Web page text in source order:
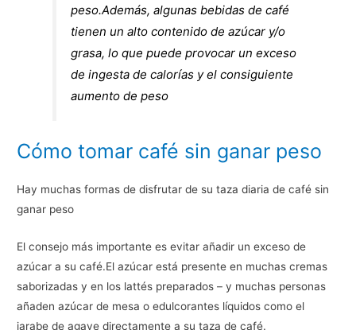
peso.Además, algunas bebidas de café
tienen un alto contenido de azúcar y/o
grasa, lo que puede provocar un exceso
de ingesta de calorías y el consiguiente
aumento de peso
Cómo tomar café sin ganar peso
Hay muchas formas de disfrutar de su taza diaria de café sin
ganar peso
El consejo más importante es evitar añadir un exceso de
azúcar a su café.El azúcar está presente en muchas cremas
saborizadas y en los lattés preparados – y muchas personas
añaden azúcar de mesa o edulcorantes líquidos como el
jarabe de agave directamente a su taza de café.